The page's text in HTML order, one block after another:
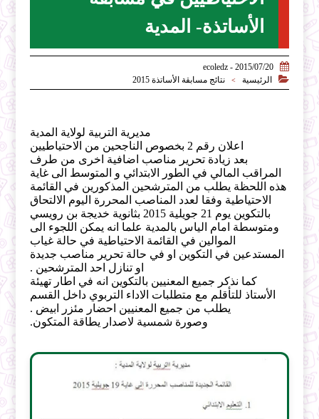
الأساتذة- المدية

2015/07/20 - ecoledz

الرئيسية > نتائج مسابقة الأساتذة 2015
مديرية التربية لولاية المدية
اعلان رقم 2 بخصوص الناجحين من الاحتياطيين
بعد زيادة تحرير مناصب اضافية اخرى من طرف
المراقب المالي في الطور الابتدائي و المتوسط الى غاية
هذه اللحظة يطلب من المترشحين المذكورين في القائمة
الاحتياطية وفقا لعدد المناصب المحررة اليوم الالتحاق
بالتكوين يوم 21 جويلية 2015 بثانوية خديجة بن رويسي
ومتوسطة امام الياس بالمدية علما انه يمكن اللجوء الى
الموالين في القائمة الاحتياطية في حالة غياب
المستدعين في التكوين او في حالة تحرير مناصب جديدة
او تنازل احد المترشحين .
كما نذكر جميع المعنيين بالتكوين انه في اطار تهيئة
الأستاذ للتأقلم مع متطلبات الاداء التربوي داخل القسم
يطلب من جميع المعنيين احضار مئزر ابيض .
وصورة شمسية لاصدار يطاقة المتكون.